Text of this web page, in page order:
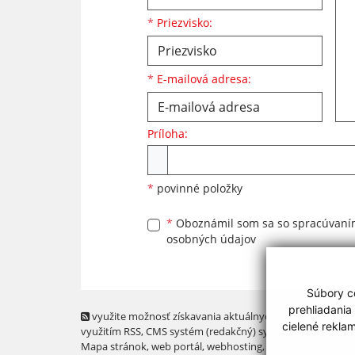
Súbory
cielené
* Priezvisko:
* E-mailová adresa:
Príloha:
* povinné položky
* Oboznámil som sa so
osobných údajov
využite možnosť získavania aktuálnych informácií s
využitím RSS, CMS systém (redakčný) systém ECHELON 2,
Mapa stránok,web portál,webhosting,